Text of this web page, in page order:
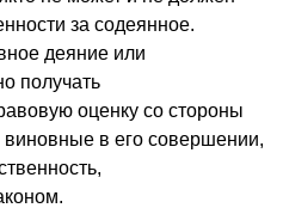
за содеянное.
деяние или
получать
оценку со стороны
виновные в его совершении,